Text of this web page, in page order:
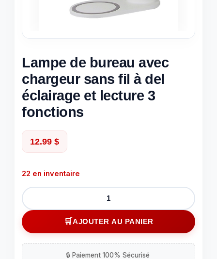
Lampe de bureau avec
chargeur sans fil à del
éclairage et lecture 3
fonctions
12.99 $
22 en inventaire
quantité
de
Lampe
de
avec
AJOUTER AU PANIER